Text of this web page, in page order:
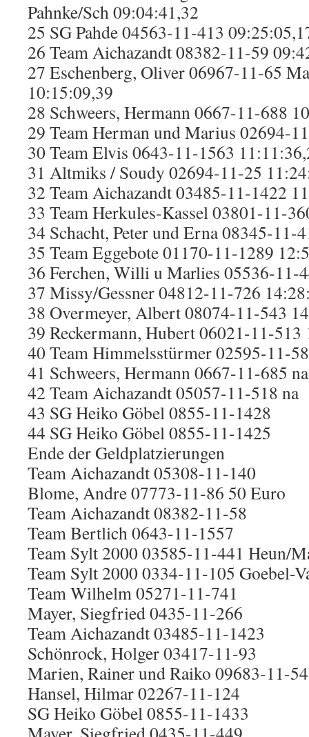
Pahnke/Sch 09:04:41,32
25 SG Pahde 04563-11-413
26 Team Aichazandt 08382-11-59
27 Eschenberg, Oliver 06967-11-65
10:15:09,39
28 Schweers, Hermann 0667-11-688
29 Team Herman und Marius 02694-
30 Team Elvis 0643-11-1563
31 Altmiks / Soudy 02694-11-25
32 Team Aichazandt 03485-11-1422
33 Team Herkules-Kassel 03801-11-
34 Schacht, Peter und Erna 08345-11-
35 Team Eggebote 01170-11-1289
36 Ferchen, Willi u Marlies 05536-11-
37 Missy/Gessner 04812-11-726
38 Overmeyer, Albert 08074-11-543
39 Reckermann, Hubert 06021-11-513
40 Team Himmelsstürmer 02595-11-
41 Schweers, Hermann 0667-11-685
42 Team Aichazandt 05057-11-518 na
43 SG Heiko Göbel 0855-11-1428
44 SG Heiko Göbel 0855-11-1425
Ende der Geldplatzierungen
Team Aichazandt 05308-11-140
Blome, Andre 07773-11-86 50 Euro
Team Aichazandt 08382-11-58
Team Bertlich 0643-11-1557
Team Sylt 2000 03585-11-441 Heun/
Team Sylt 2000 0334-11-105 Goebel-
Team Wilhelm 05271-11-741
Mayer, Siegfried 0435-11-266
Team Aichazandt 03485-11-1423
Schönrock, Holger 03417-11-93
Marien, Rainer und Raiko 09683-11-
Hansel, Hilmar 02267-11-124
SG Heiko Göbel 0855-11-1433